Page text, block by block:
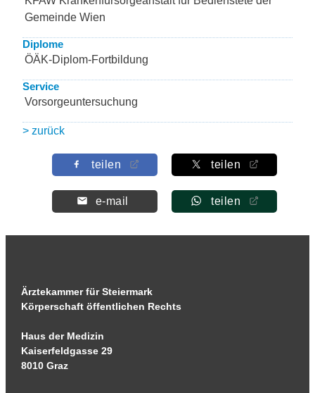
Gemeinde Wien
Diplome
ÖÄK-Diplom-Fortbildung
Service
Vorsorgeuntersuchung
> zurück
teilen teilen
e-mail teilen
Ärztekammer für Steiermark
Körperschaft öffentlichen Rechts
Haus der Medizin
Kaiserfeldgasse 29
8010 Graz